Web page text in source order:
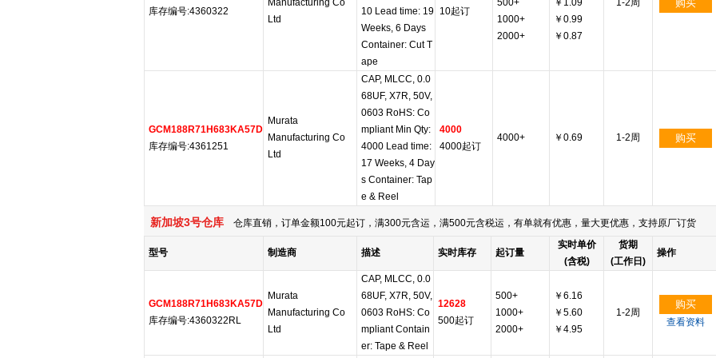
库存编号:4360322
Manufacturing Co
Ltd
10 Lead time: 19
Weeks, 6 Days
Container: Cut T
ape
10起订
500+
1000+
2000+
￥1.09
￥0.99
￥0.87
1-2周 购买
GCM188R71H683KA57D
库存编号:4361251
Murata
Manufacturing Co
Ltd
CAP, MLCC, 0.0
68UF, X7R, 50V,
0603 RoHS: Co
mpliant Min Qty:
4000 Lead time:
17 Weeks, 4 Day
s Container: Tap
e & Reel
4000
4000起订
4000+ ￥0.69 1-2周 购买
新加坡3号仓库 仓库直销，订单金额100元起订，满300元含运，满500元含税运，有单就有优惠，量大更优惠，支持原厂订货
型号 制造商 描述 实时库存 起订量
实时单价
(含税)
货期
(工作日)
操作
GCM188R71H683KA57D
库存编号:4360322RL
Murata
Manufacturing Co
Ltd
CAP, MLCC, 0.0
68UF, X7R, 50V,
0603 RoHS: Co
mpliant Contain
er: Tape & Reel
12628
500起订
500+
1000+
2000+
￥6.16
￥5.60
￥4.95
1-2周
购买
查看资料